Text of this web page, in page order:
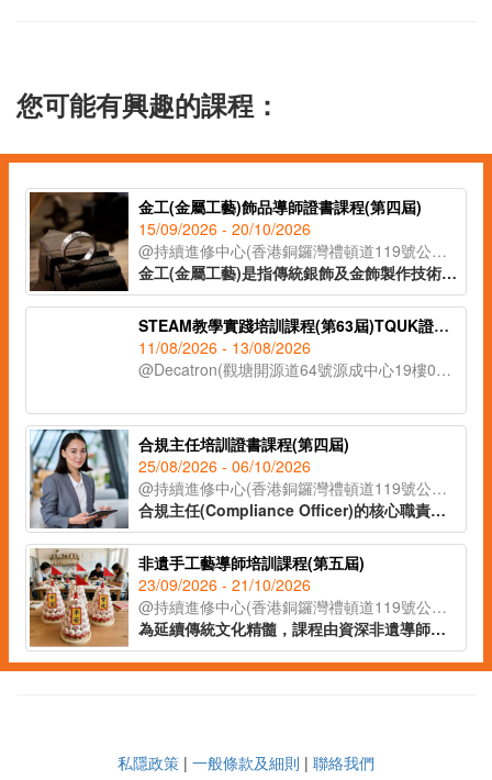
您可能有興趣的課程：
金工(金屬工藝)飾品導師證書課程(第四屆)
15/09/2026 - 20/10/2026
@持續進修中心(香港銅鑼灣禮頓道119號公理堂大樓21-23樓)
金工(金屬工藝)是指傳統銀飾及金飾製作技術，從一塊銀片開始，循序漸進地打造出各種設計與風格的首飾。課程將會教授各種金工器具的使用方法，學員將在導師的指導下，完成五款獨特的金工作品。課程亦將講解熔銀處理的過程及金工手工藝的教學技巧，適合有興趣創業、從事手工藝教學工作或投身金工飾品行業人士報讀。
STEAM教學實踐培訓課程(第63屆)TQUK證書申請
11/08/2026 - 13/08/2026
@Decatron(觀塘開源道64號源成中心19樓03室)
合規主任培訓證書課程(第四屆)
25/08/2026 - 06/10/2026
@持續進修中心(香港銅鑼灣禮頓道119號公理堂大樓21-23樓)
合規主任(Compliance Officer)的核心職責在於監督公司日常運作，確保業務流程符合各項法例要求及行業標準，亦要了解監管機構的政策取向和整個監管環境的轉變，從而為公司制定監測程序及指引，提供建議及支援。課程由專業導師講授有關合規主任的職責、風險管理、處理公司內部合規問題等知識，為有意投身合規行業人士提供基礎培訓及行業知識，成為開拓職涯的助力。
非遺手工藝導師培訓課程(第五屆)
23/09/2026 - 21/10/2026
@持續進修中心(香港銅鑼灣禮頓道119號公理堂大樓21-23樓)
為延續傳統文化精髓，課程由資深非遺導師授課，帶領學員深入了解各類非遺工藝的歷史背景與教學技巧。學員更可於課堂中親手製作不同非遺作品，親身體驗傳統工藝的魅力。完成課程後，學員將獲頒 IAEA國際教育認證聯盟學習證書，為日後成為非遺手工藝導師奠定基礎。
私隱政策 | 一般條款及細則 | 聯絡我們